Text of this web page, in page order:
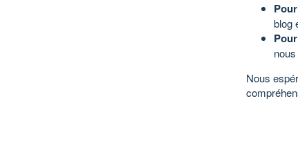
blog
Nous